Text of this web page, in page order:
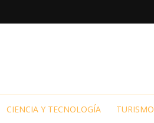
CIENCIA Y TECNOLOGÍA TURISMO